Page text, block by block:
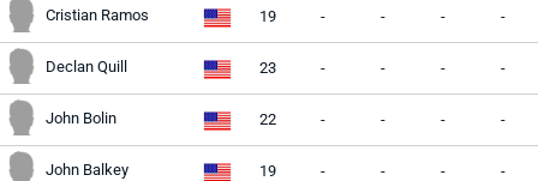
Cristian Ramos 19 - - - -
Declan Quill 23 - - - -
John Bolin 22 - - - -
John Balkey 19 - - - -